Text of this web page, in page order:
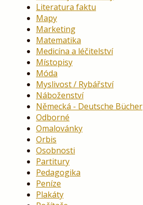
Literatura faktu
Mapy
Marketing
Matematika
Medicína a léčitelství
Místopisy
Móda
Myslivost / Rybářství
Náboženství
Německá - Deutsche Bücher
Odborné
Omalovánky
Orbis
Osobnosti
Partitury
Pedagogika
Peníze
Plakáty